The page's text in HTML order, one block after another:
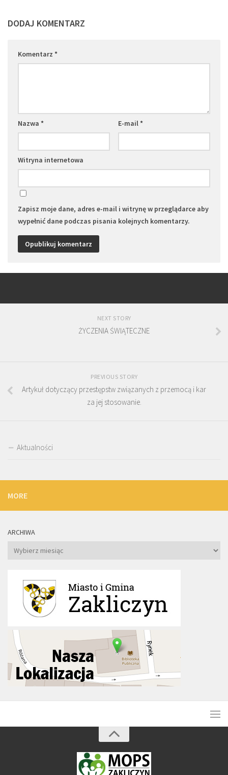
DODAJ KOMENTARZ
Komentarz *
Nazwa * E-mail*
Witryna internetowa
Zapisz moje dane, adres e-mail i witrynę w przeglądarce aby
wypełnić dane podczas pisania kolejnych komentarzy.
NEXT STORY
ŻYCZENIA ŚWIĄTECZNE
PREVIOUS STORY
Artykuł dotyczący przestępstw związanych z przemocą i kar
za jej stosowanie.
Aktualności
MORE
ARCHIWA
Archiwa